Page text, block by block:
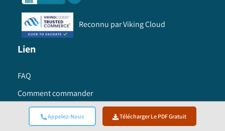
Appelez-Nous Télécharger Le PDF Gratuit
Reconnu par Viking Cloud
Lien
FAQ
Comment commander
Information